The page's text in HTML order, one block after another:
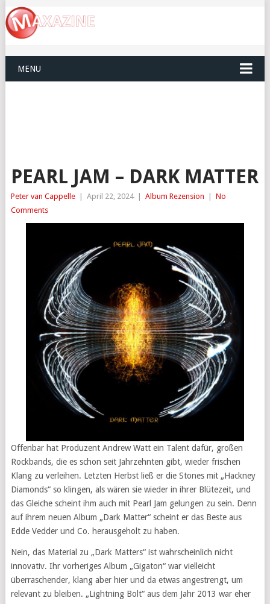
MENU
PEARL JAM – DARK MATTER
Peter van Cappelle April 22, 2024 Album Rezension
No
Comments
Offenbar hat Produzent Andrew Watt ein Talent dafür, großen
Rockbands, die es schon seit Jahrzehnten gibt, wieder frischen
Klang zu verleihen. Letzten Herbst ließ er die Stones mit „Hackney
Diamonds“ so klingen, als wären sie wieder in ihrer Blütezeit, und
das Gleiche scheint ihm auch mit Pearl Jam gelungen zu sein. Denn
auf ihrem neuen Album „Dark Matter“ scheint er das Beste aus
Edde Vedder und Co. herausgeholt zu haben.
Nein, das Material zu „Dark Matters“ ist wahrscheinlich nicht
innovativ. Ihr vorheriges Album „Gigaton“ war vielleicht
überraschender, klang aber hier und da etwas angestrengt, um
relevant zu bleiben. „Lightning Bolt“ aus dem Jahr 2013 war eher